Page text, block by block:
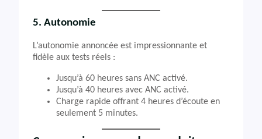
5. Autonomie
L’autonomie annoncée est impressionnante et
fidèle aux tests réels :
Jusqu’à 60 heures sans ANC activé.
Jusqu’à 40 heures avec ANC activé.
Charge rapide offrant 4 heures d’écoute en
seulement 5 minutes.